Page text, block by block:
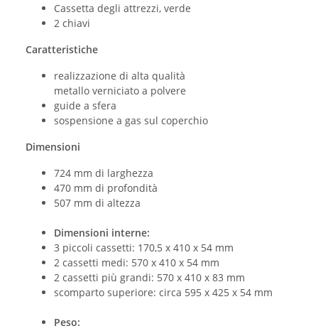
Cassetta degli attrezzi, verde
2 chiavi
Caratteristiche
realizzazione di alta qualità
metallo verniciato a polvere
guide a sfera
sospensione a gas sul coperchio
Dimensioni
724 mm di larghezza
470 mm di profondità
507 mm di altezza
Dimensioni interne:
3 piccoli cassetti: 170,5 x 410 x 54 mm
2 cassetti medi: 570 x 410 x 54 mm
2 cassetti più grandi: 570 x 410 x 83 mm
scomparto superiore: circa 595 x 425 x 54 mm
Peso: